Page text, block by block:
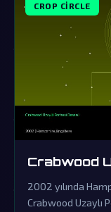
CROP CIRCLE
Crabwood
2002 yılında
Crabwood Uzaylı